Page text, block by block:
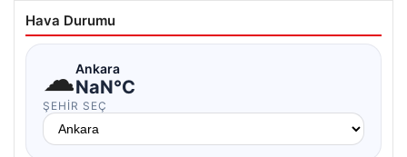
Hava Durumu
☁Ankara
NaN°C
ŞEHIR SEÇ